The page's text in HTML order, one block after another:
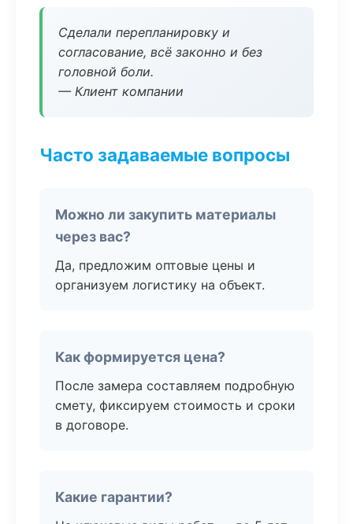
Сделали перепланировку и
согласование, всё законно и без
головной боли.
— Клиент компании
Часто задаваемые вопросы
Можно ли закупить материалы
через вас?
Да, предложим оптовые цены и
организуем логистику на объект.
Как формируется цена?
После замера составляем подробную
смету, фиксируем стоимость и сроки
в договоре.
Какие гарантии?